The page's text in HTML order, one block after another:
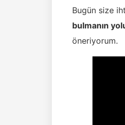
Bugün size
bulmanın
öneriyorum.